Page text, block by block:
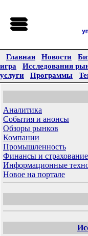
Главная Новости
игра
Исследования
услуги
Программы
Аналитика
События и анонсы
Обзоры рынков
Компании
Промышленность
Финансы и страхование
Информационные
Новое на портале